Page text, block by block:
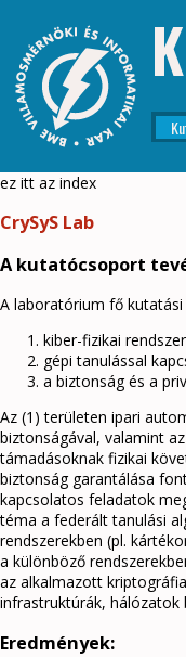
ez itt az index
CrySyS Lab
A kutatócsoport
A laboratórium fő
kiber-fizikai
gépi tanulással
a biztonság és a
Az (1) területen ipari
biztonságával, valamint
támadásoknak fizikai
biztonság garantálása
kapcsolatos feladatok
téma a federált tanulási
rendszerekben (pl.
a különböző
az alkalmazott
infrastruktúrák,
Eredmények: